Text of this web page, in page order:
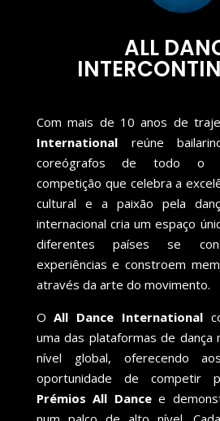
ALL
Com mais de 10 anos de
Internationalreúne
coreógrafos de todo o
competição que celebra a
cultural e a paixão pela
internacional cria um espaço
diferentes países se
experiências e constroem
através da arte do movimento.
OAll Dance International
uma das plataformas de dança
nível global, oferecendo
oportunidade de competir
Prémios All Dancee